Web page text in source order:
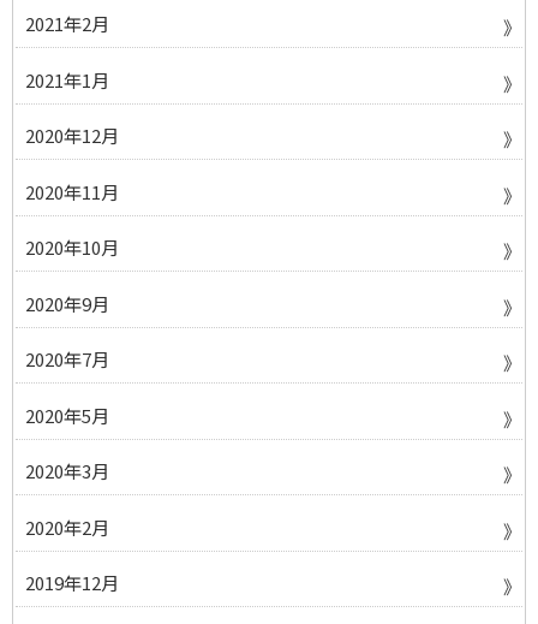
2021年2月
2021年1月
2020年12月
2020年11月
2020年10月
2020年9月
2020年7月
2020年5月
2020年3月
2020年2月
2019年12月